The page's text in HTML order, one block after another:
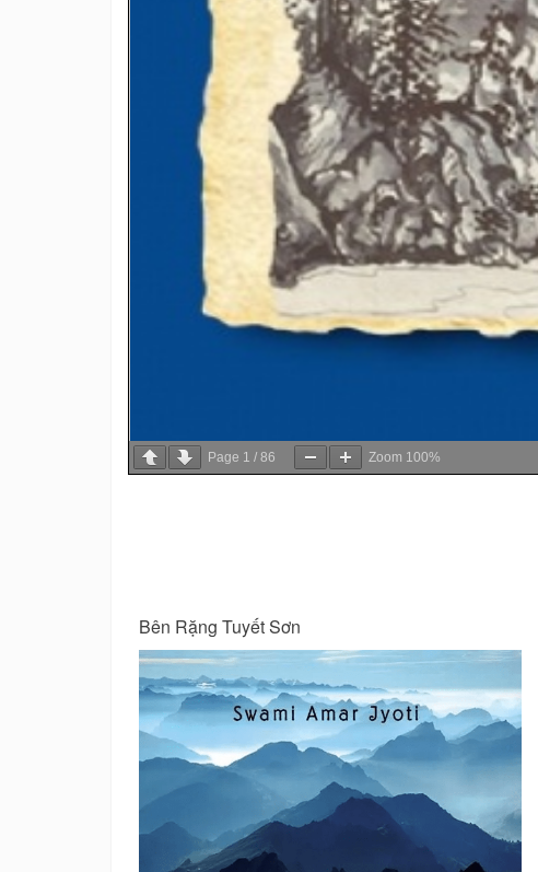
Page 1 / 86 Zoom 100%
Con đường tơ lụa và lịch sử thế giới